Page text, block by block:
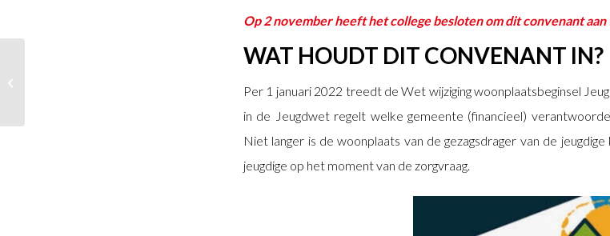
Op 2 november heeft het college besloten om dit convenant aan
WAT HOUDT DIT CONVENANT IN?
Per 1 januari 2022 treedt de Wet wijziging woonplaatsbeginsel
in de Jeugdwet regelt welke gemeente (financieel)
Niet langer is de woonplaats van de gezagsdrager van de
jeugdige op het moment van de zorgvraag.